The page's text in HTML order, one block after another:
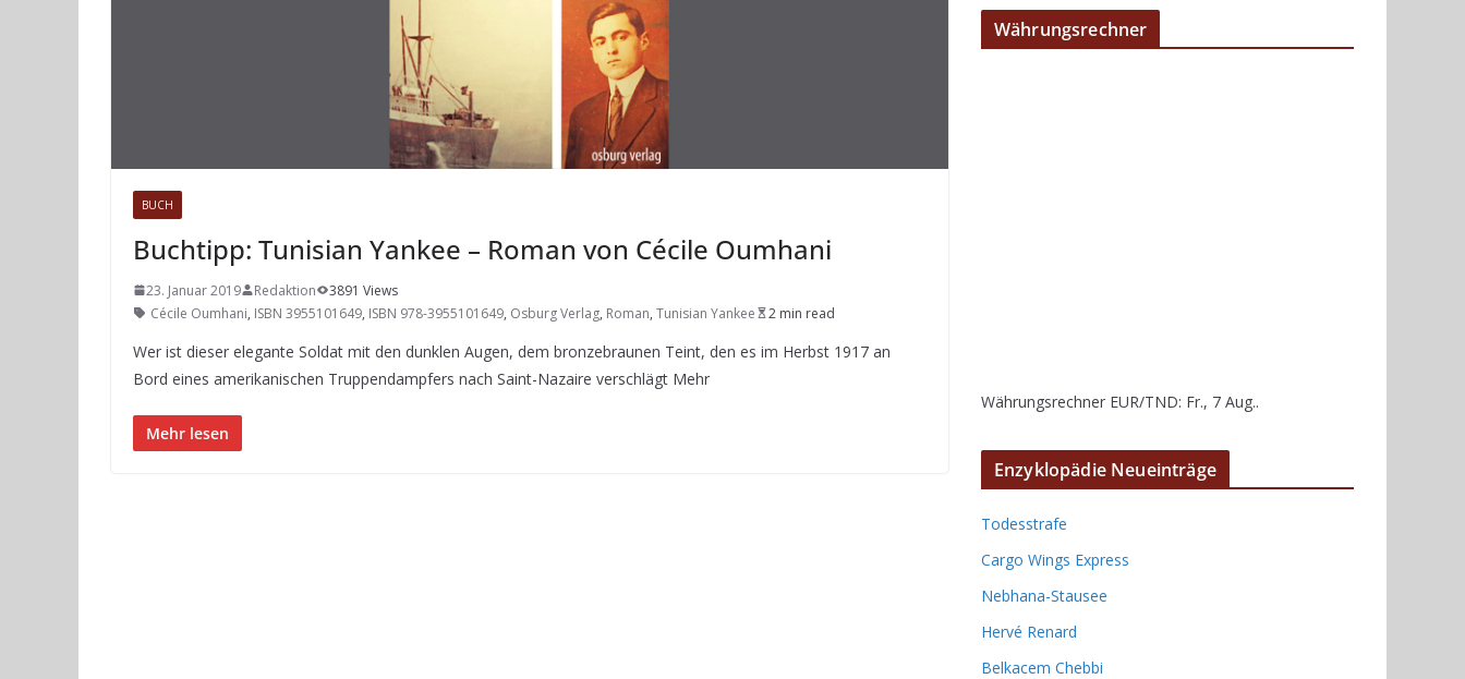
BUCH
Buchtipp: Tunisian Yankee – Roman von Cécile Oumhani
23. Januar 2019 Redaktion
3891 Views
Cécile Oumhani, ISBN 3955101649, ISBN 978-3955101649, Osburg Verlag, Roman, Tunisian Yankee 2 min read
Wer ist dieser elegante Soldat mit den dunklen Augen, dem bronzebraunen Teint, den es im Herbst 1917 an
Bord eines amerikanischen Truppendampfers nach Saint-Nazaire verschlägt Mehr
Mehr lesen
Währungsrechner
Währungsrechner EUR/TND: Fr., 7 Aug..
Enzyklopädie Neueinträge
Todesstrafe
Cargo Wings Express
Nebhana-Stausee
Hervé Renard
Belkacem Chebbi